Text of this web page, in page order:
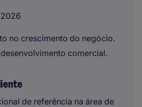
no crescimento do negócio.
comercial.
de referência na área de